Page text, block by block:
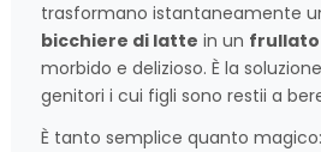
trasformano istantaneamente
bicchiere di latte in un
morbido e delizioso. È la
genitori i cui figli sono restii a
È tanto semplice quanto